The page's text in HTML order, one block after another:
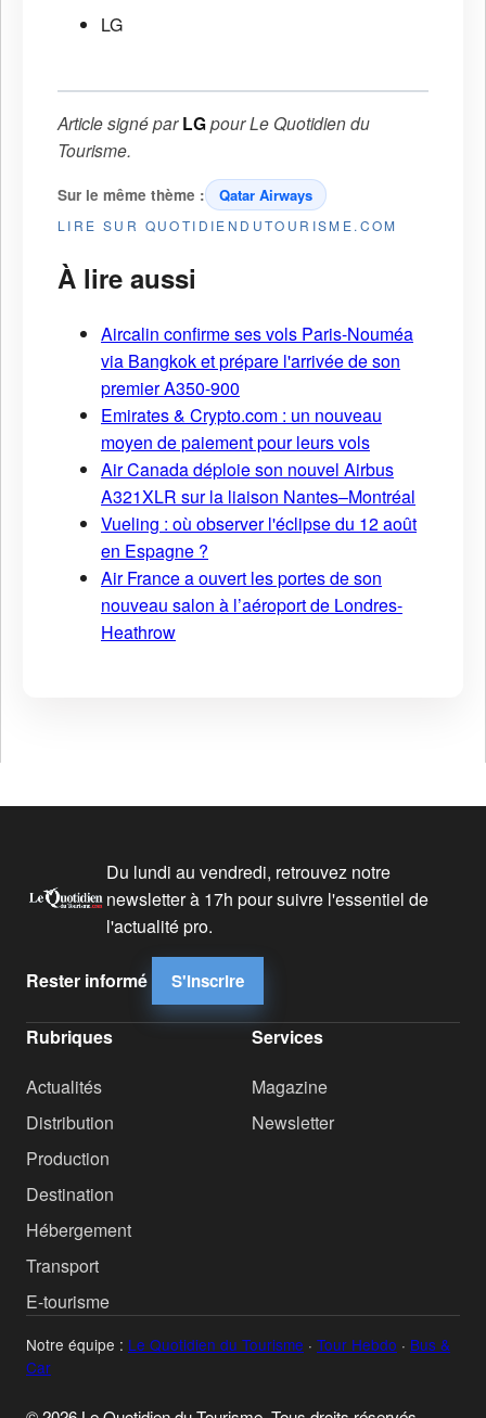
LG
Article signé parLGpourLe Quotidien du
Tourisme.
Sur le même thème : Qatar Airways
LIRE SUR QUOTIDIENDUTOURISME.COM
À lire aussi
Aircalin confirme ses vols Paris-Nouméa
via Bangkok et prépare l'arrivée de son
premier A350-900
Emirates & Crypto.com : un nouveau
moyen de paiement pour leurs vols
Air Canada déploie son nouvel Airbus
A321XLR sur la liaison Nantes–Montréal
Vueling : où observer l'éclipse du 12 août
en Espagne ?
Air France a ouvert les portes de son
nouveau salon à l’aéroport de Londres-
Heathrow
Du lundi au vendredi, retrouvez notre
newsletter à 17h pour suivre l'essentiel de
l'actualité pro.
Rester informé S'inscrire
Rubriques
Actualités
Distribution
Production
Destination
Hébergement
Transport
E-tourisme
Services
Magazine
Newsletter
Notre équipe : Le Quotidien du Tourisme · Tour Hebdo · Bus &
Car